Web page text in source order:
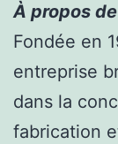
À propos
Fondée en
entreprise
dans la
fabrication